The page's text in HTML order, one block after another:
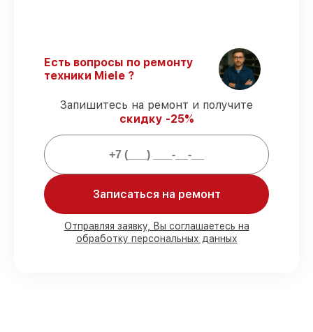
–
соблюдаем сроки сервиса кофемашины
CM6360 OBCM, согласованные с
Гарантийное обслуживание– все
работы по восстановлению проводятся с
официальной гарантией.
Мы гарантируем:
80%работ в присутствии заказчика
90%комплектующих для кофемашин на
складе или быстро поставляются
Есть вопросы по ремонту
техники Miele ?
Запишитесь на ремонт и получите
скидку -25%
Записаться на ремонт
Отправляя заявку, Вы соглашаетесь на
обработку персональных данных